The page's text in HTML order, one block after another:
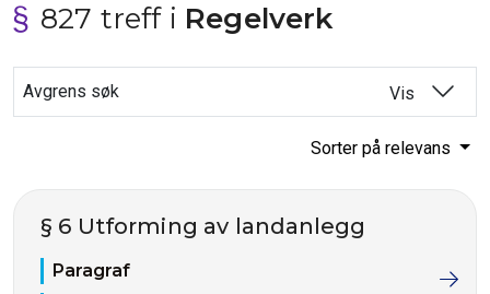
827 treff i Regelverk
Avgrens søk Vis
Sorter på relevans
§ 6 Utforming av landanlegg
Paragraf